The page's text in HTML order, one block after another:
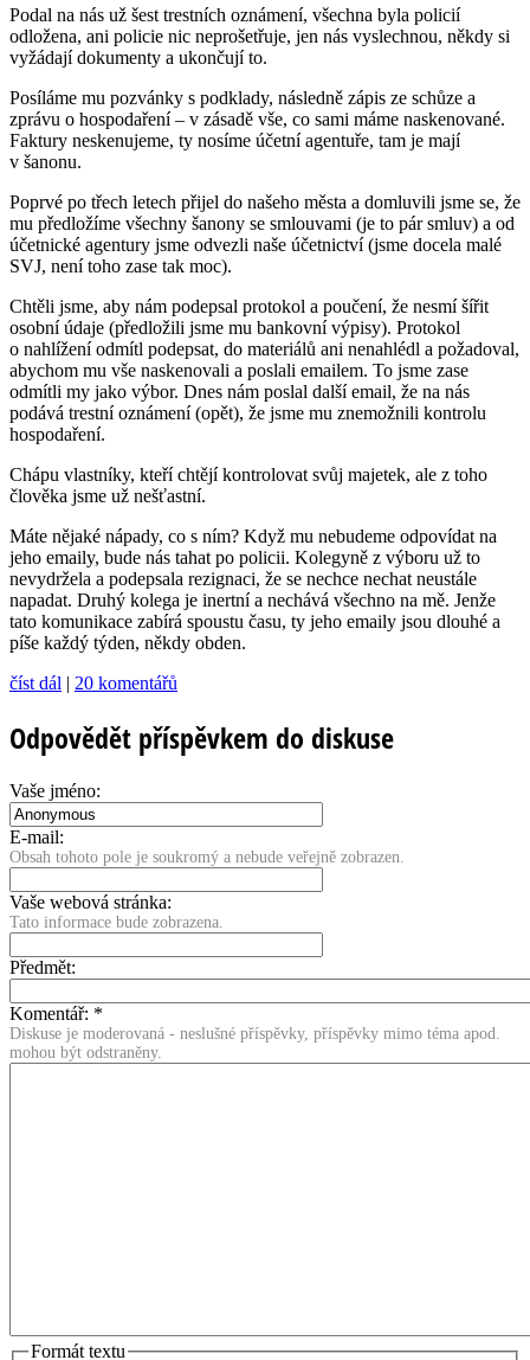
Podal na nás už šest trestních oznámení, všechna byla policií
odložena, ani policie nic neprošetřuje, jen nás vyslechnou, někdy si
vyžádají dokumenty a ukončují to.
Posíláme mu pozvánky s podklady, následně zápis ze schůze a
zprávu o hospodaření – v zásadě vše, co sami máme naskenované.
Faktury neskenujeme, ty nosíme účetní agentuře, tam je mají
v šanonu.
Poprvé po třech letech přijel do našeho města a domluvili jsme se, že
mu předložíme všechny šanony se smlouvami (je to pár smluv) a od
účetnické agentury jsme odvezli naše účetnictví (jsme docela malé
SVJ, není toho zase tak moc).
Chtěli jsme, aby nám podepsal protokol a poučení, že nesmí šířit
osobní údaje (předložili jsme mu bankovní výpisy). Protokol
o nahlížení odmítl podepsat, do materiálů ani nenahlédl a požadoval,
abychom mu vše naskenovali a poslali emailem. To jsme zase
odmítli my jako výbor. Dnes nám poslal další email, že na nás
podává trestní oznámení (opět), že jsme mu znemožnili kontrolu
hospodaření.
Chápu vlastníky, kteří chtějí kontrolovat svůj majetek, ale z toho
člověka jsme už nešťastní.
Máte nějaké nápady, co s ním? Když mu nebudeme odpovídat na
jeho emaily, bude nás tahat po policii. Kolegyně z výboru už to
nevydržela a podepsala rezignaci, že se nechce nechat neustále
napadat. Druhý kolega je inertní a nechává všechno na mě. Jenže
tato komunikace zabírá spoustu času, ty jeho emaily jsou dlouhé a
píše každý týden, někdy obden.
číst dál | 20 komentářů
Odpovědět příspěvkem do diskuse
Vaše jméno:
E-mail:
Obsah tohoto pole je soukromý a nebude veřejně zobrazen.
Vaše webová stránka:
Tato informace bude zobrazena.
Předmět:
Komentář: *
Diskuse je moderovaná - neslušné příspěvky, příspěvky mimo téma apod.
mohou být odstraněny.
Formát textu